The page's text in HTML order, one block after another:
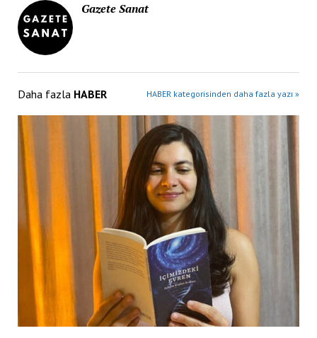
Gazete Sanat
Daha fazla HABER HABER kategorisinden daha fazla yazı »